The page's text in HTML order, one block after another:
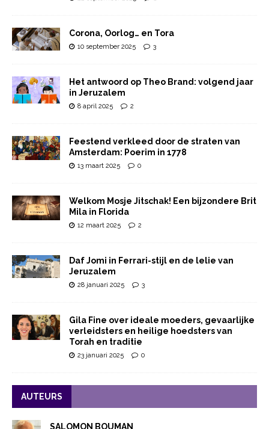
Corona, Oorlog… en Tora
10 september 2025 3
Het antwoord op Theo Brand: volgend jaar
in Jeruzalem
8 april 2025 2
Feestend verkleed door de straten van
Amsterdam: Poerim in 1778
13 maart 2025 0
Welkom Mosje Jitschak! Een bijzondere Brit
Mila in Florida
12 maart 2025 2
Daf Jomi in Ferrari-stijl en de lelie van
Jeruzalem
28 januari 2025 3
Gila Fine over ideale moeders, gevaarlijke
verleidsters en heilige hoedsters van
Torah en traditie
23 januari 2025 0
AUTEURS
SALOMON BOUMAN